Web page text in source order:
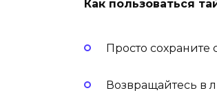
Как пользоваться
Просто сохраните
Возвращайтесь в